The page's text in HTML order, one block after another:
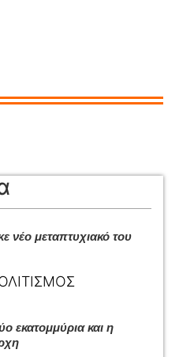
νέο μεταπτυχιακό του
εκατομμύρια και η